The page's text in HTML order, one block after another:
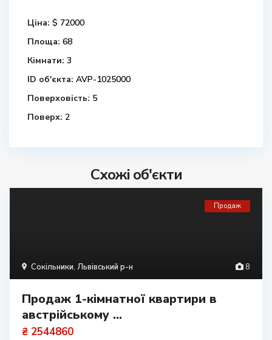
Ціна: $ 72000
Площа: 68
Кімнати: 3
ID об'єкта: AVP-1025000
Поверховість: 5
Поверх: 2
Схожі об'єкти
8
Сокільники, Львівський р-н
Продаж
Продаж 1-кімнатної квартири в
австрійському ...
₴ 2544860